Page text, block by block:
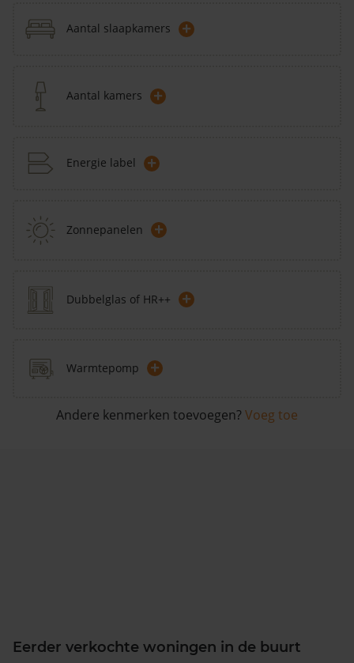
Aantal slaapkamers +
Aantal kamers +
Energie label +
Zonnepanelen +
Dubbelglas of HR++ +
Warmtepomp +
Andere kenmerken toevoegen? Voeg toe
Eerder verkochte woningen in de buurt